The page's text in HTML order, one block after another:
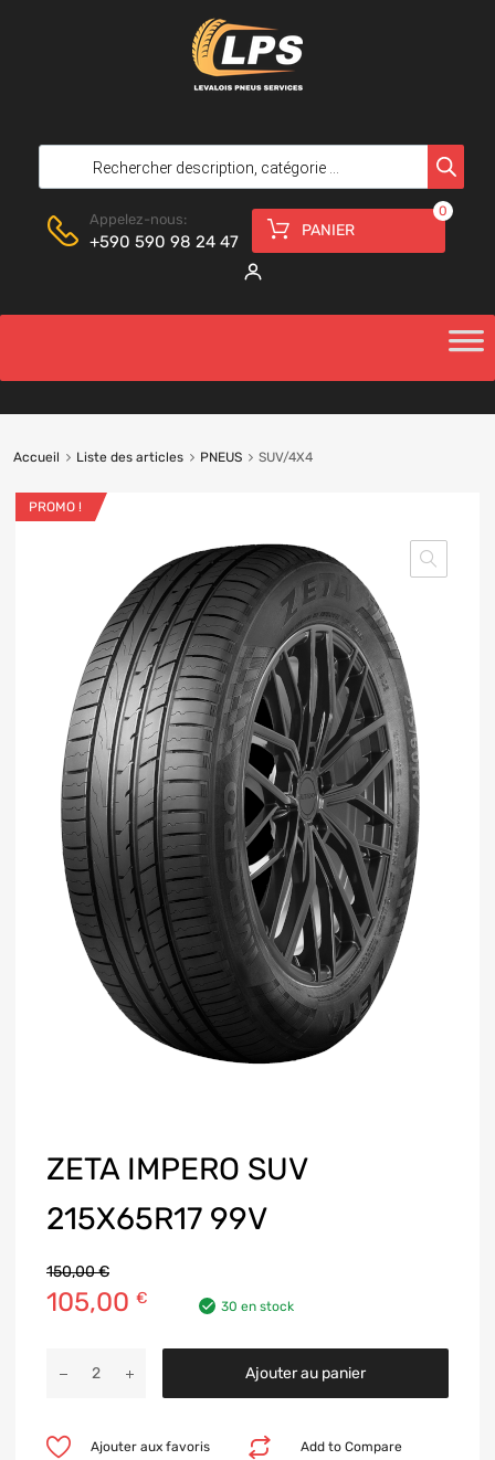
Appelez-nous:
+590 590 98 24 47
PANIER
0
Accueil Liste des articles PNEUS SUV/4X4
PROMO !
ZETA IMPERO SUV
215X65R17 99V
150,00€
105,00 € 30 en stock
Ajouter au panier
Add to Compare
Ajouter aux favoris